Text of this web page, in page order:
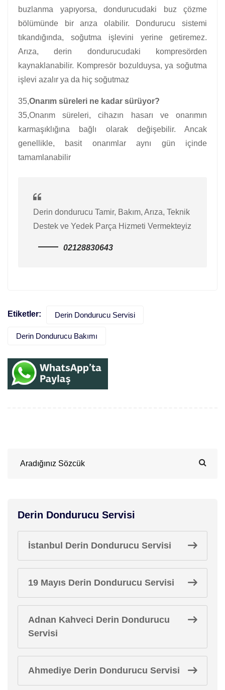
buzlanma yapıyorsa, dondurucudaki buz çözme
bölümünde bir arıza olabilir. Dondurucu sistemi
tıkandığında, soğutma işlevini yerine getiremez.
Arıza, derin dondurucudaki kompresörden
kaynaklanabilir. Kompresör bozulduysa, ya soğutma
işlevi azalır ya da hiç soğutmaz
35,Onarım süreleri ne kadar sürüyor?
35,Onarım süreleri, cihazın hasarı ve onarımın
karmaşıklığına bağlı olarak değişebilir. Ancak
genellikle, basit onarımlar aynı gün içinde
tamamlanabilir
Derin dondurucu Tamir, Bakım, Arıza, Teknik
Destek ve Yedek Parça Hizmeti Vermekteyiz
02128830643
Etiketler: Derin Dondurucu Servisi
Derin Dondurucu Bakımı
Derin Dondurucu Servisi
İstanbul Derin Dondurucu Servisi
19 Mayıs Derin Dondurucu Servisi
Adnan Kahveci Derin Dondurucu
Servisi
Ahmediye Derin Dondurucu Servisi